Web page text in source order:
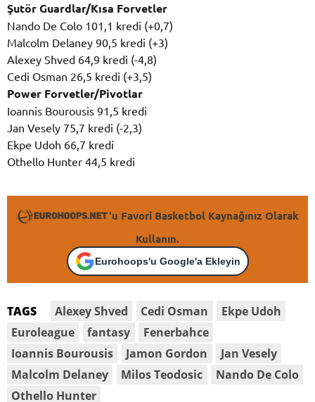
Şutör Guardlar/Kısa Forvetler
Nando De Colo 101,1 kredi (+0,7)
Malcolm Delaney 90,5 kredi (+3)
Alexey Shved 64,9 kredi (-4,8)
Cedi Osman 26,5 kredi (+3,5)
Power Forvetler/Pivotlar
Ioannis Bourousis 91,5 kredi
Jan Vesely 75,7 kredi (-2,3)
Ekpe Udoh 66,7 kredi
Othello Hunter 44,5 kredi
'u Favori Basketbol Kaynağınız Olarak
Kullanın.
Eurohoops'u Google'a Ekleyin
TAGS Alexey Shved Cedi Osman
Ekpe Udoh
Euroleague
fantasy
Fenerbahce
Ioannis Bourousis
Jamon Gordon
Jan Vesely
Malcolm Delaney
Milos Teodosic
Nando De Colo
Othello Hunter